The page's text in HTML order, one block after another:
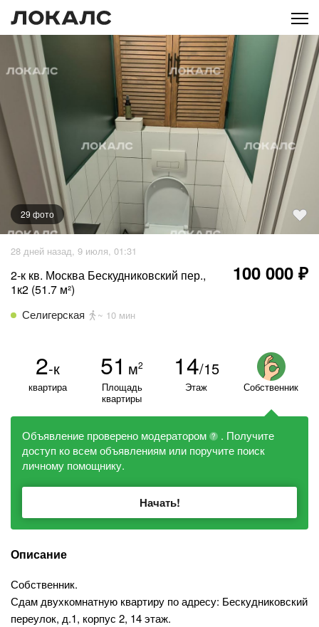
29 фото
28 дней назад, 9 июля, 01:31
2-к кв. Москва Бескудниковский пер.,
1к2 (51.7 м²)
100 000 ₽
Селигерская ~ 10 мин
2-к
квартира
51 м2
Площадь
квартиры
14/15
Этаж Собственник
Объявление проверено модератором ?
. Получите
доступ ко всем объявлениям или поручите поиск
личному помощнику.
Начать!
Описание
Собственник.
Сдам двухкомнатную квартиру по адресу: Бескудниковский
переулок, д.1, корпус 2, 14 этаж.